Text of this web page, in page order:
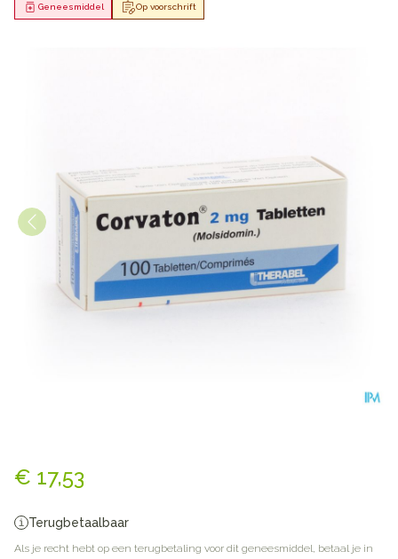
Op voorschrift
Geneesmiddel
€ 17,53
Terugbetaalbaar
Als je recht hebt op een terugbetaling voor dit geneesmiddel, betaal je in